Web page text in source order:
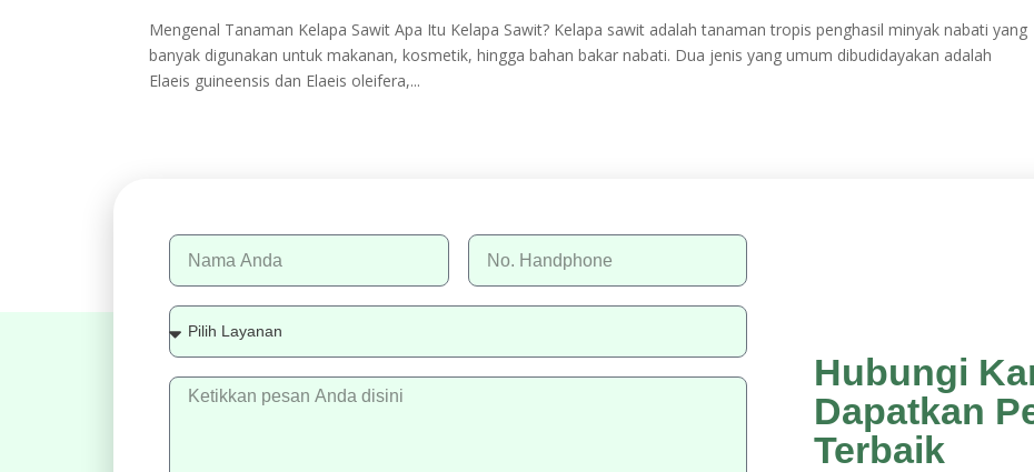
Mengenal Tanaman Kelapa Sawit Apa Itu Kelapa Sawit? Kelapa sawit adalah tanaman tropis penghasil minyak nabati yang
banyak digunakan untuk makanan, kosmetik, hingga bahan bakar nabati. Dua jenis yang umum dibudidayakan adalah
Elaeis guineensis dan Elaeis oleifera,...
Hubungi
Dapatkan
Terbaik